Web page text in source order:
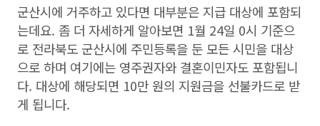
군산시에 거주하고 있다면 대부분은 지급 대상에 포함되
는데요. 좀 더 자세하게 알아보면 1월 24일 0시 기준으
로 전라북도 군산시에 주민등록을 둔 모든 시민을 대상
으로 하며 여기에는 영주권자와 결혼이민자도 포함됩니
다. 대상에 해당되면 10만 원의 지원금을 선불카드로 받
게 됩니다.